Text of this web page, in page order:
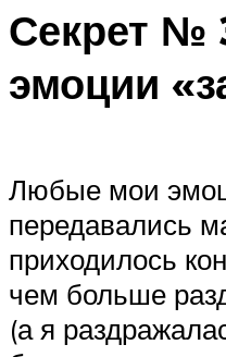
Секрет
эмоции
Любые мои
передавались
приходилось
чем больше
(а я